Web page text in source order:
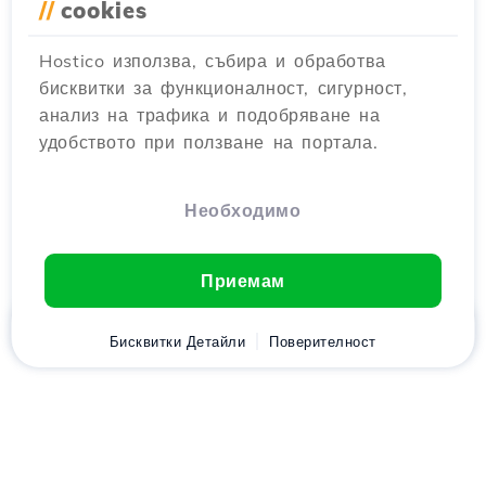
// cookies
Hostico използва, събира и обработва
бисквитки за функционалност, сигурност,
анализ на трафика и подобряване на
удобството при ползване на портала.
Необходимо
Приемам
Бисквитки Детайли Поверителност
Клиент Количка Chat